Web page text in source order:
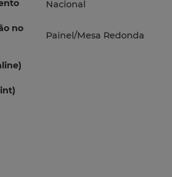
Nacional
no
Painel/Mesa Redonda